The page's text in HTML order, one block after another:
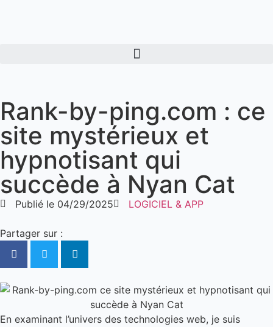
Rank-by-ping.com : ce
site mystérieux et
hypnotisant qui
succède à Nyan Cat
Publié le 04/29/2025 LOGICIEL & APP
Partager sur :
En examinant l’univers des technologies web, je suis